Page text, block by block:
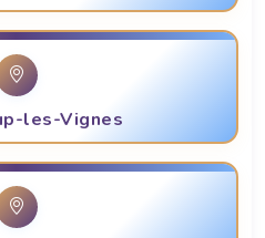
les-Vignes